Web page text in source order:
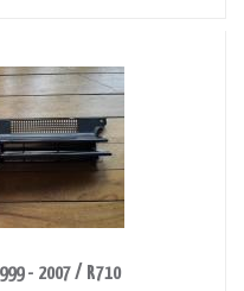
- 2007 / R710